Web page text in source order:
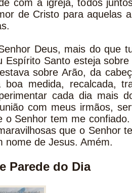
com a igreja, todos
de Cristo para aquelas
Deus, mais do que
Espírito Santo esteja
sobre Arão, da
boa medida, recalcada,
cada dia mais
com meus irmãos,
o Senhor tem me
que o Senhor
nome de Jesus. Amém.
Parede do Dia